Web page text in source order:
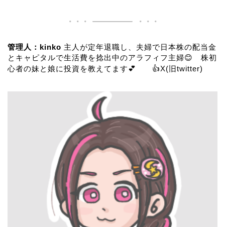
管理人：kinko 主人が定年退職し、夫婦で日本株の配当金
とキャピタルで生活費を捻出中のアラフィフ主婦😊 株初
心者の妹と娘に投資を教えてます💕 👍X(旧twitter)